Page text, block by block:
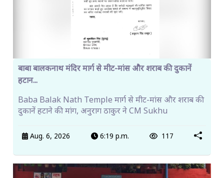
बाबा बालकनाथ मंदिर मार्ग से मीट-मांस और शराब की दुकानें
हटान...
Baba Balak Nath Temple मार्ग से मीट-मांस और शराब की
दुकानें हटाने की मांग, अनुराग ठाकुर ने CM Sukhu
Aug. 6, 2026 6:19 p.m. 117